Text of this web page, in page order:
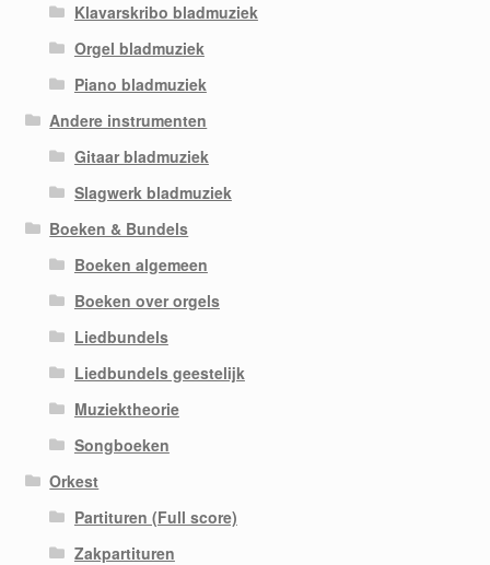
Klavarskribo bladmuziek
Orgel bladmuziek
Piano bladmuziek
Andere instrumenten
Gitaar bladmuziek
Slagwerk bladmuziek
Boeken & Bundels
Boeken algemeen
Boeken over orgels
Liedbundels
Liedbundels geestelijk
Muziektheorie
Songboeken
Orkest
Partituren (Full score)
Zakpartituren